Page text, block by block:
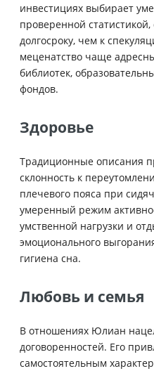
инвестициях выбирает
проверенной
долгосроку, чем к
меценатство чаще
библиотек,
фондов.
Здоровье
Традиционные описания
склонность к
плечевого пояса при
умеренный режим
умственной нагрузки и
эмоционального
гигиена сна.
Любовь и семья
В отношениях Юлиан
договоренностей. Его
самостоятельным